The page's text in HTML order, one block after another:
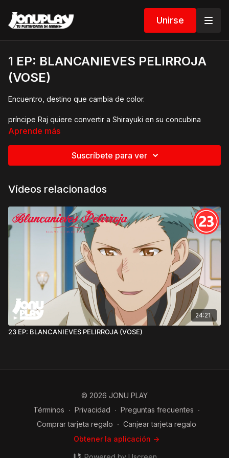
Unirse
1 EP: BLANCANIEVES PELIRROJA
(VOSE)
Encuentro, destino que cambia de color.
príncipe Raj quiere convertir a Shirayuki en su concubina
debido a su cabello rojo, por lo que deja su hogar en
Aprende más
Suscríbete para ver
Vídeos relacionados
24:21
23 EP: BLANCANIEVES PELIRROJA (VOSE)
© 2026 JONU PLAY
Términos ∙ Privacidad ∙ Preguntas frecuentes ∙
Comprar tarjeta regalo ∙ Canjear tarjeta regalo
Obtener la aplicación ->